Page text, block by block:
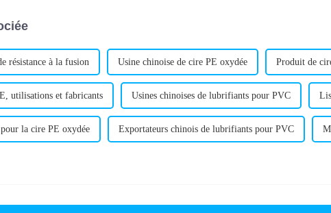
résistance à la fusion Usine chinoise de cire PE oxydée Produit de
utilisations et fabricants Usines chinoises de lubrifiants pour PVC
la cire PE oxydée Exportateurs chinois de lubrifiants pour PVC